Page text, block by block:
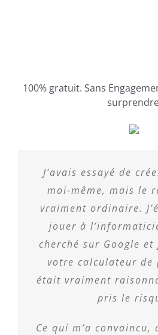
100% gratuit. Sans
J’avais essayé de
moi-même, mais le
vraiment ordinaire.
jouer à
cherché sur Google et
votre calculateur de
était vraiment
pris le
Ce qui m’a convaincu,